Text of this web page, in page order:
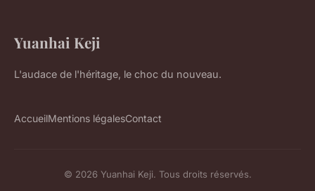
Yuanhai Keji
L'audace de l'héritage, le choc du nouveau.
AccueilMentions légalesContact
© 2026 Yuanhai Keji. Tous droits réservés.